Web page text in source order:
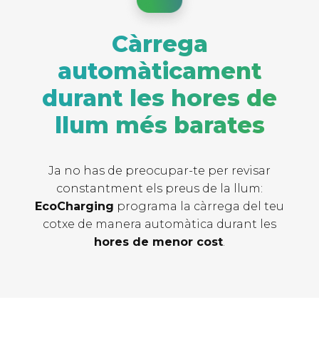
Càrrega
automàticament
durant les hores de
llum més barates
Ja no has de preocupar-te per revisar
constantment els preus de la llum:
EcoCharging programa la càrrega del teu
cotxe de manera automàtica durant les
hores de menor cost.